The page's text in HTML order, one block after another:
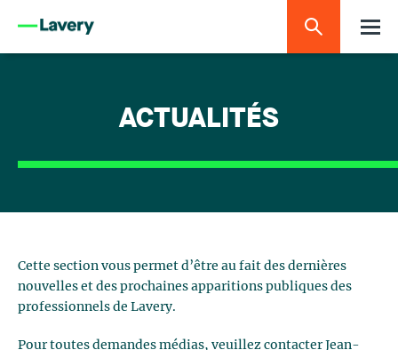
ACTUALITÉS
Cette section vous permet d’être au fait des dernières
nouvelles et des prochaines apparitions publiques des
professionnels de Lavery.
Pour toutes demandes médias, veuillez contacter Jean-